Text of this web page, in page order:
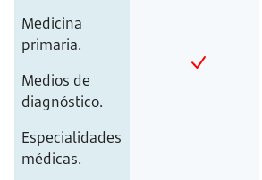
Medicina
primaria.
Medios de
diagnóstico.
Especialidades
médicas.